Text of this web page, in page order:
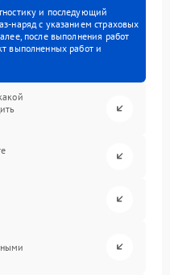
и последующий
наряд с указанием страховых
после выполнения работ
выполненных работ и